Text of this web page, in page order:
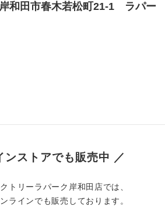
和田市春木若松町21-1　ラパー
ンストアでも販売中 ／
トリーラパーク岸和田店では、
ラインでも販売しております。